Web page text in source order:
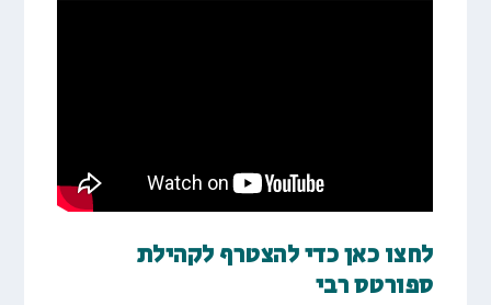
לחצו כאן כדי להצטרף לקהילת
ספורטס רבי